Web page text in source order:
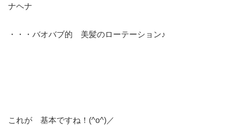
ナヘナ
・・・バオバブ的 美髪のローテーション♪
これが 基本ですね！(^o^)／